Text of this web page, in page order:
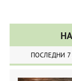
ПОСЛЕДНИ